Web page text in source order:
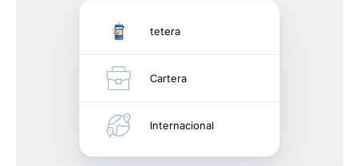
tetera
Cartera
Internacional